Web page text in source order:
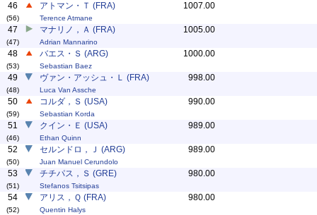
46
(56)
アトマン・Ｔ (FRA)
Terence Atmane
1007.00
47
(47)
マナリノ，Ａ (FRA)
Adrian Mannarino
1005.00
48
(53)
バエス・Ｓ (ARG)
Sebastian Baez
1000.00
49
(48)
ヴァン・アッシュ・Ｌ (FRA)
Luca Van Assche
998.00
50
(59)
コルダ，Ｓ (USA)
Sebastian Korda
990.00
51
(46)
クイン・Ｅ (USA)
Ethan Quinn
989.00
52
(50)
セルンドロ，Ｊ (ARG)
Juan Manuel Cerundolo
989.00
53
(51)
チチパス，Ｓ (GRE)
Stefanos Tsitsipas
980.00
54
(52)
アリス，Ｑ (FRA)
Quentin Halys
980.00